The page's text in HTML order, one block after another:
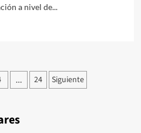
a nivel de...
… 24 Siguiente